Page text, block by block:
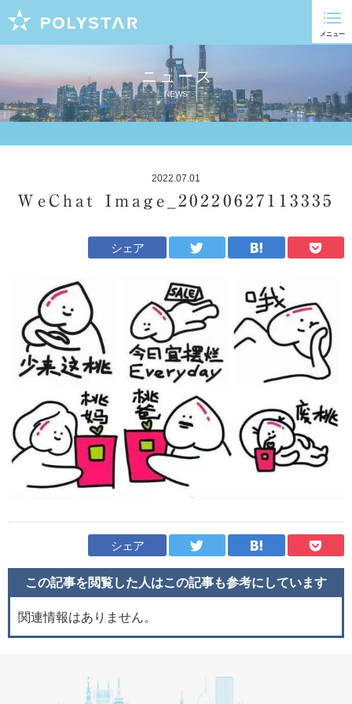
ニュース
NEWS
2022.07.01
WeChat Image_20220627113335
シェア
シェア
この記事を閲覧した人はこの記事も参考にしています
関連情報はありません。